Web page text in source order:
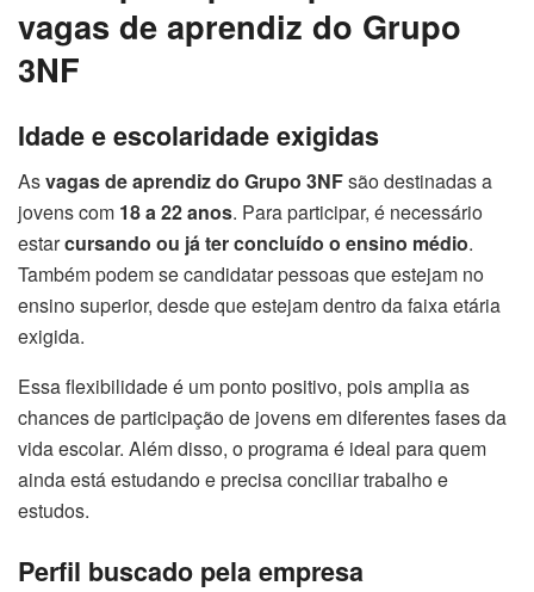
vagas de aprendiz do Grupo
3NF
Idade e escolaridade exigidas
Asvagas de aprendiz do Grupo 3NFsão destinadas a
jovens com 18 a 22 anos. Para participar, é necessário
estarcursando ou já ter concluído o ensino médio.
Também podem se candidatar pessoas que estejam no
ensino superior, desde que estejam dentro da faixa etária
exigida.
Essa flexibilidade é um ponto positivo, pois amplia as
chances de participação de jovens em diferentes fases da
vida escolar. Além disso, o programa é ideal para quem
ainda está estudando e precisa conciliar trabalho e
estudos.
Perfil buscado pela empresa